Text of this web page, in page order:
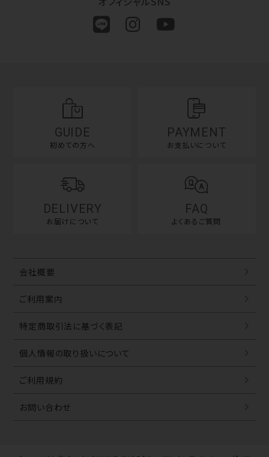
GUIDE
初めての方へ
PAYMENT
お支払いについて
DELIVERY
お届けについて
FAQ
よくあるご質問
会社概要
ご利用案内
特定商取引法に基づく表記
個人情報の取り扱いについて
ご利用規約
お問い合わせ